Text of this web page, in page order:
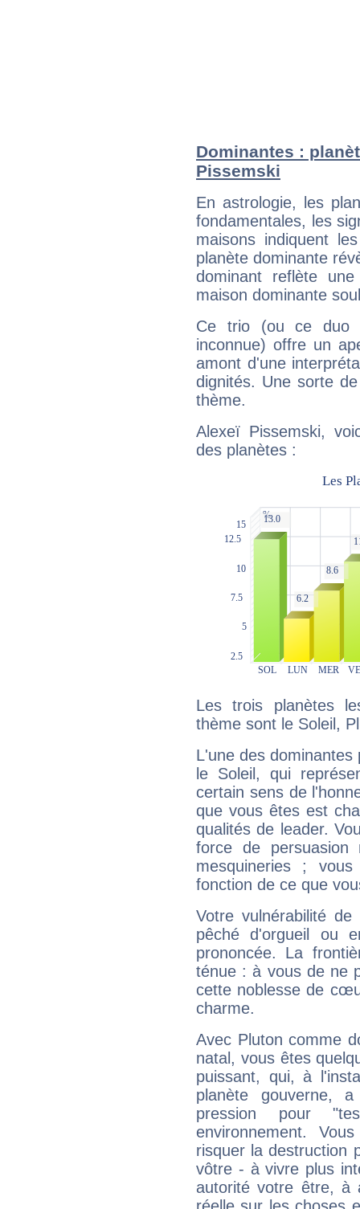
Dominantes :
Pissemski
En astrologie, les
fondamentales, les
maisons indiquent
planète dominante
dominant reflète
maison dominante
Ce trio (ou ce duo
inconnue) offre un
amont d'une
dignités. Une sorte
thème.
Alexeï Pissemski,
des planètes :
Les trois planètes
thème sont le Soleil,
L'une des
le Soleil, qui
certain sens de
que vous êtes est
qualités de leader.
force de
mesquineries ;
fonction de ce que
Votre vulnérabilité
pêché d'orgueil ou
prononcée. La
ténue : à vous de ne
cette noblesse de
charme.
Avec Pluton comme
natal, vous êtes
puissant, qui, à
planète gouverne,
pression pour
environnement.
risquer la destruction
vôtre - à vivre plus
autorité votre être, à